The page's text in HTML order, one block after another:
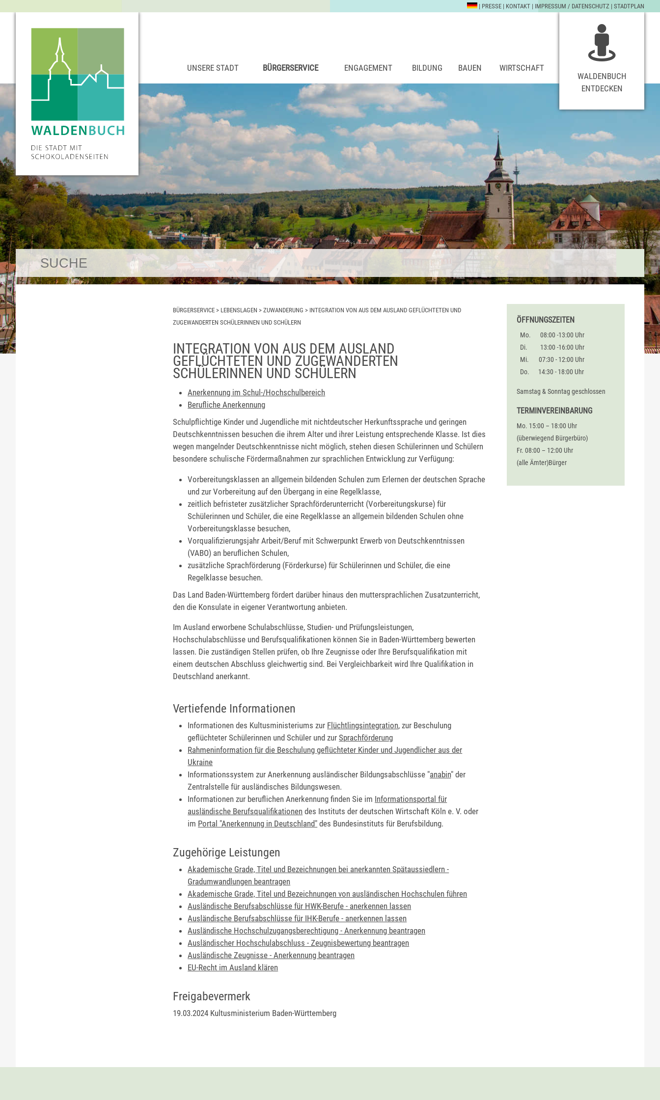
| PRESSE | KONTAKT | IMPRESSUM / DATENSCHUTZ | STADTPLAN
UNSERE STADT BÜRGERSERVICE ENGAGEMENT BILDUNG BAUEN
WIRTSCHAFT
WALDENBUCH
ENTDECKEN
BÜRGERSERVICE > LEBENSLAGEN > ZUWANDERUNG > INTEGRATION VON AUS DEM AUSLAND GEFLÜCHTETEN UND
ZUGEWANDERTEN SCHÜLERINNEN UND SCHÜLERN
INTEGRATION VON AUS DEM AUSLAND
GEFLÜCHTETEN UND ZUGEWANDERTEN
SCHÜLERINNEN UND SCHÜLERN
Anerkennung im Schul-/Hochschulbereich
Berufliche Anerkennung
Schulpflichtige Kinder und Jugendliche mit nichtdeutscher Herkunftssprache und geringen
Deutschkenntnissen besuchen die ihrem Alter und ihrer Leistung entsprechende Klasse. Ist dies
wegen mangelnder Deutschkenntnisse nicht möglich, stehen diesen Schülerinnen und Schülern
besondere schulische Fördermaßnahmen zur sprachlichen Entwicklung zur Verfügung:
Vorbereitungsklassen an allgemein bildenden Schulen zum Erlernen der deutschen Sprache
und zur Vorbereitung auf den Übergang in eine Regelklasse,
zeitlich befristeter zusätzlicher Sprachförderunterricht (Vorbereitungskurse) für
Schülerinnen und Schüler, die eine Regelklasse an allgemein bildenden Schulen ohne
Vorbereitungsklasse besuchen,
Vorqualifizierungsjahr Arbeit/Beruf mit Schwerpunkt Erwerb von Deutschkenntnissen
(VABO) an beruflichen Schulen,
zusätzliche Sprachförderung (Förderkurse) für Schülerinnen und Schüler, die eine
Regelklasse besuchen.
Das Land Baden-Württemberg fördert darüber hinaus den muttersprachlichen Zusatzunterricht,
den die Konsulate in eigener Verantwortung anbieten.
Im Ausland erworbene Schulabschlüsse, Studien- und Prüfungsleistungen,
Hochschulabschlüsse und Berufsqualifikationen können Sie in Baden-Württemberg bewerten
lassen. Die zuständigen Stellen prüfen, ob Ihre Zeugnisse oder Ihre Berufsqualifikation mit
einem deutschen Abschluss gleichwertig sind. Bei Vergleichbarkeit wird Ihre Qualifikation in
Deutschland anerkannt.
Vertiefende Informationen
Informationen des Kultusministeriums zur Flüchtlingsintegration, zur Beschulung
geflüchteter Schülerinnen und Schüler und zurSprachförderung
Rahmeninformation für die Beschulung geflüchteter Kinder und Jugendlicher aus der
Ukraine
Informationssystem zur Anerkennung ausländischer Bildungsabschlüsse "anabin" der
Zentralstelle für ausländisches Bildungswesen.
Informationen zur beruflichen Anerkennung finden Sie im Informationsportal für
ausländische Berufsqualifikationen des Instituts der deutschen Wirtschaft Köln e. V. oder
im Portal "Anerkennung in Deutschland" des Bundesinstituts für Berufsbildung.
Zugehörige Leistungen
Akademische Grade, Titel und Bezeichnungen bei anerkannten Spätaussiedlern -
Gradumwandlungen beantragen
Akademische Grade, Titel und Bezeichnungen von ausländischen Hochschulen führen
Ausländische Berufsabschlüsse für HWK-Berufe - anerkennen lassen
Ausländische Berufsabschlüsse für IHK-Berufe - anerkennen lassen
Ausländische Hochschulzugangsberechtigung - Anerkennung beantragen
Ausländischer Hochschulabschluss - Zeugnisbewertung beantragen
Ausländische Zeugnisse - Anerkennung beantragen
EU-Recht im Ausland klären
Freigabevermerk
19.03.2024 Kultusministerium Baden-Württemberg
ÖFFNUNGSZEITEN
Mo.
08:00 -13:00 Uhr
Di.
13:00 -16:00 Uhr
Mi.
07:30 - 12:00 Uhr
Do.
14:30 - 18:00 Uhr
Samstag & Sonntag geschlossen
TERMINVEREINBARUNG
Mo. 15:00 – 18:00 Uhr
(überwiegend Bürgerbüro)
Fr. 08:00 – 12:00 Uhr
(alle Ämter)Bürger